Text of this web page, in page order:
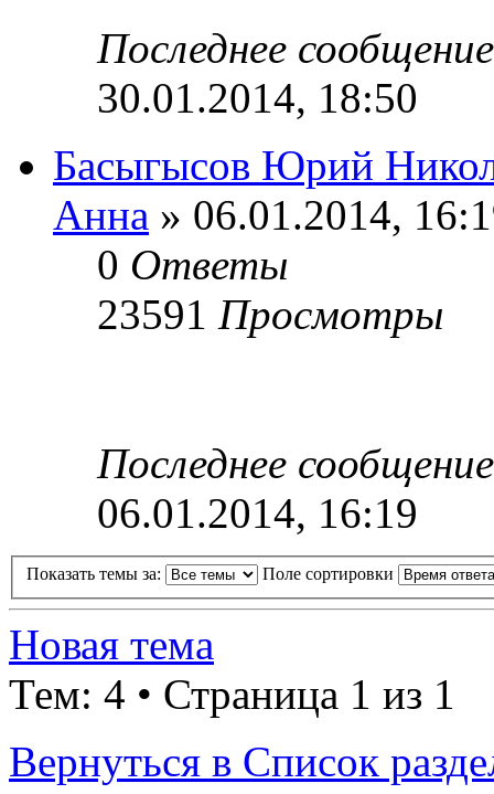
Последнее
30.01.2014, 18:50
Басыгысов Юрий
Анна » 06.01.2014,
0 Ответы
23591 Просмотры
Последнее
06.01.2014, 16:19
Показать темы за: Поле сортировки
Новая тема
Тем: 4 • Страница 1 из 1
Вернуться в Список